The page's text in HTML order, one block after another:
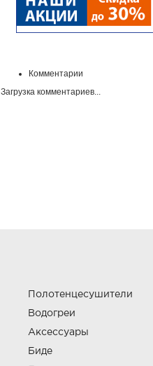
Комментарии
Загрузка комментариев...
Полотенцесушители
Водогреи
Аксессуары
Биде